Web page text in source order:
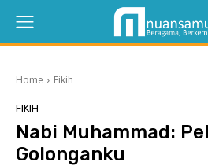
Home Fikih
FIKIH
Nabi Muhammad:
Golonganku